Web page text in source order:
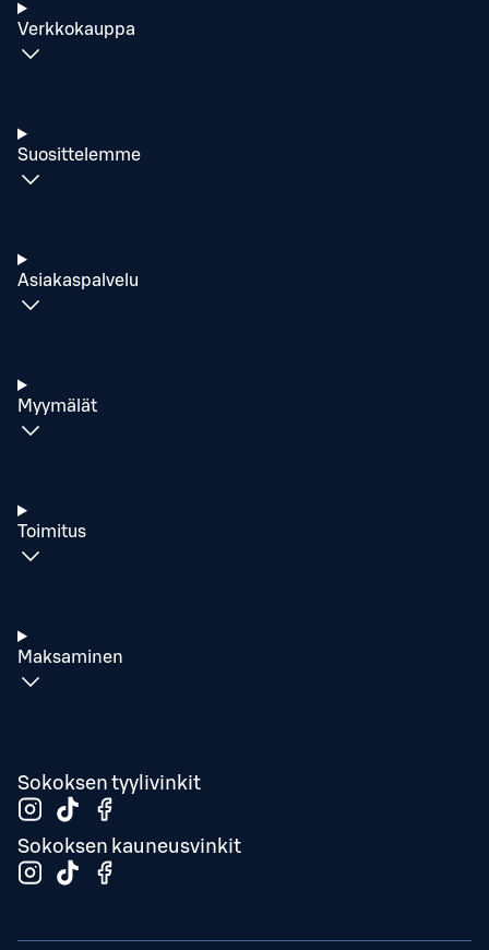
Verkkokauppa
Suosittelemme
Asiakaspalvelu
Myymälät
Toimitus
Maksaminen
Sokoksen tyylivinkit
Sokoksen kauneusvinkit